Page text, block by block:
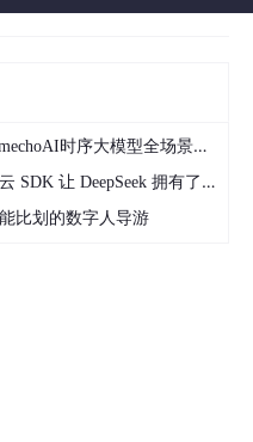
大模型全场景分析能力实战指南(2)
拥有了 3D 具身交互躯体
比划的数字人导游